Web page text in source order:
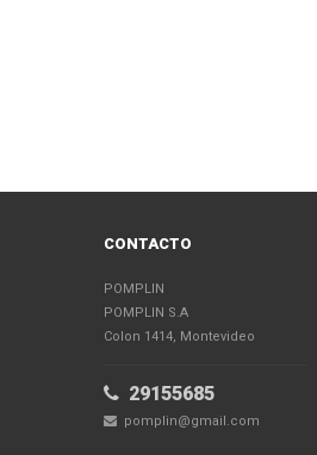
CONTACTO
POMPLIN
POMPLIN S.A
Colon 1414, Montevideo
29155685
pomplin@gmail.com